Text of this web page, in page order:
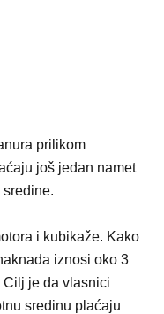
prilikom
još jedan namet
i kubikaže. Kako
iznosi oko 3
Cilj je da vlasnici
sredinu plaćaju